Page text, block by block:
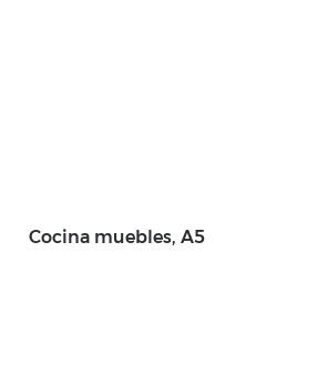
Cocina muebles, A5